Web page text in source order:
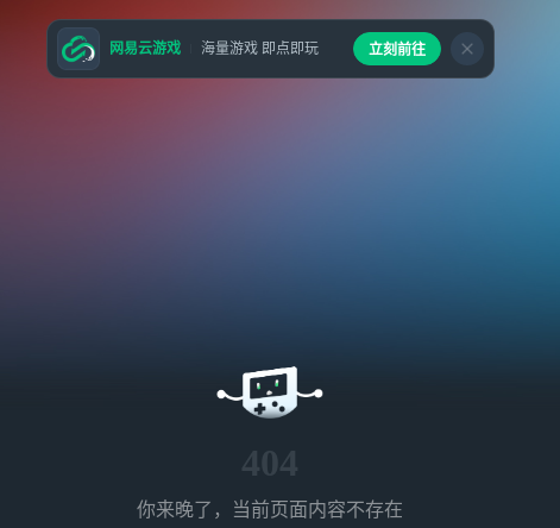
404
你来晚了，当前页面内容不存在
网易云游戏 海量游戏 即点即玩 立刻前往